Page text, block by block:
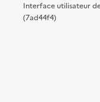
Interface utilisateur
(7ad44f4)